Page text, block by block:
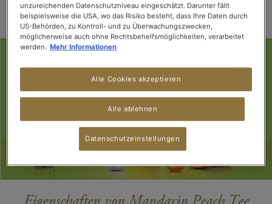
unzureichenden Datenschutzniveau eingeschätzt. Darunter fällt
beispielsweise die USA, wo das Risiko besteht, dass Ihre Daten durch
US-Behörden, zu Kontroll- und zu Überwachungszwecken,
möglicherweise auch ohne Rechtsbehelfsmöglichkeiten, verarbeitet
werden. Mehr Informationen
Alle ablehnen
Alle Cookies akzeptieren
Datenschutzeinstellungen